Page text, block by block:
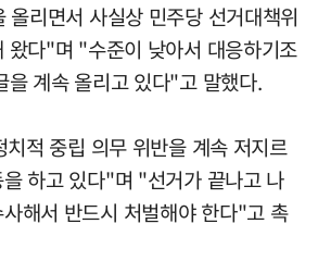
올리면서 사실상 민주당 선거대책위
왔다"며 "수준이 낮아서 대응하기조
을 계속 올리고 있다"고 말했다.
적 중립 의무 위반을 계속 저지르
하고 있다"며 "선거가 끝나고 나
해서 반드시 처벌해야 한다"고 촉